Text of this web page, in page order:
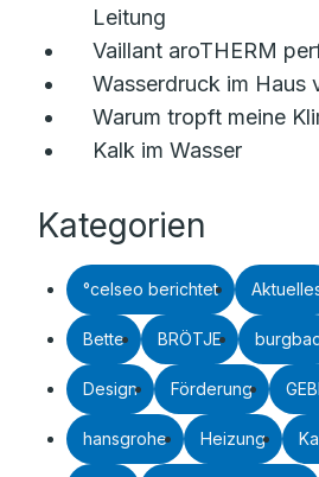
Leitung
Vaillant aroTHERM
Wasserdruck im Haus
Warum tropft meine
Kalk im Wasser
Kategorien
°celseo berichtet
Bette BRÖTJE
Design Förderung
hansgrohe Heizung